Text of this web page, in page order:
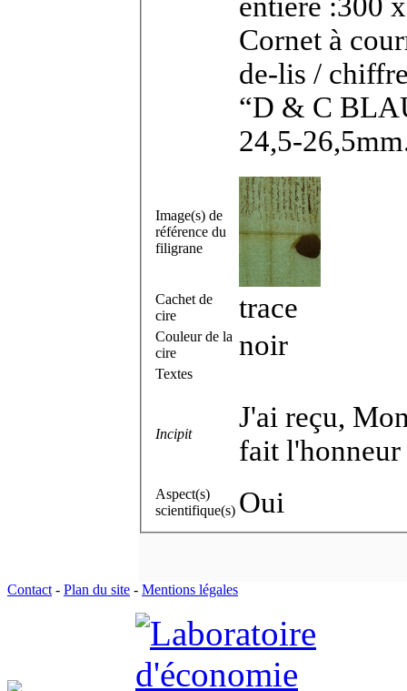
Cornet à
de-lis /
“D & C
24,5-
Image(s) de
référence du
filigrane
Cachet de
cire
trace
Couleur de la
cire
noir
Textes
Incipit
J'ai reçu,
fait
Aspect(s)
scientifique(s) Oui
Contact - Plan du site - Mentions légales